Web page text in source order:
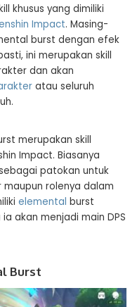
khusus yang dimiliki
Impact. Masing-
burst dengan efek
ini merupakan skill
dan akan
atau seluruh
merupakan skill
Impact. Biasanya
patokan untuk
rolenya dalam
elemental burst
akan menjadi main DPS
Burst